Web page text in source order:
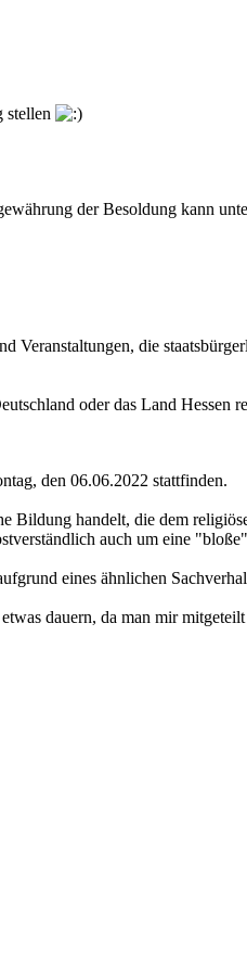
stellen
der Besoldung kann
die
oder das Land Hessen
den 06.06.2022 stattfinden.
Bildung handelt, die dem
auch um eine
eines ähnlichen
dauern, da man mir